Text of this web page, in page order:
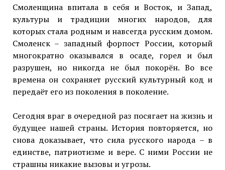
Смоленщина впитала в себя и Восток, и Запад,
культуры и традиции многих народов, для
которых стала родным и навсегда русским домом.
Смоленск – западный форпост России, который
многократно оказывался в осаде, горел и был
разрушен, но никогда не был покорён. Во все
времена он сохраняет русский культурный код и
передаёт его из поколения в поколение.
Сегодня враг в очередной раз посягает на жизнь и
будущее нашей страны. История повторяется, но
снова доказывает, что сила русского народа – в
единстве, патриотизме и вере. С ними России не
страшны никакие вызовы и угрозы.